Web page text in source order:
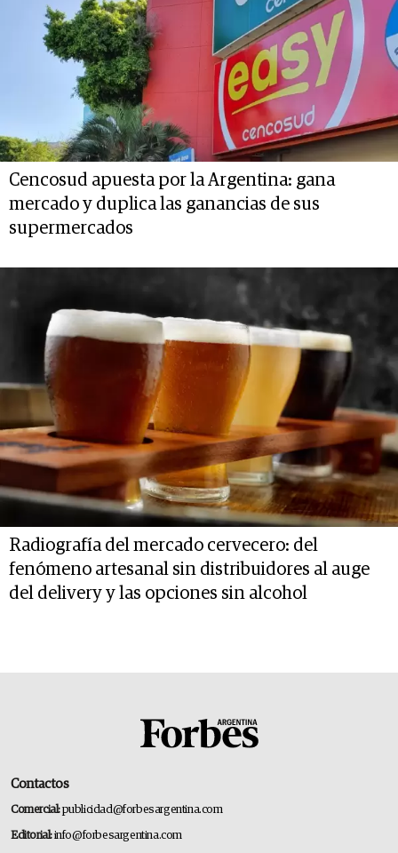
Cencosud apuesta por la Argentina: gana
mercado y duplica las ganancias de sus
supermercados
Radiografía del mercado cervecero: del
fenómeno artesanal sin distribuidores al auge
del delivery y las opciones sin alcohol
Contactos
Comercial:publicidad@forbesargentina.com
Editorial:info@forbesargentina.com